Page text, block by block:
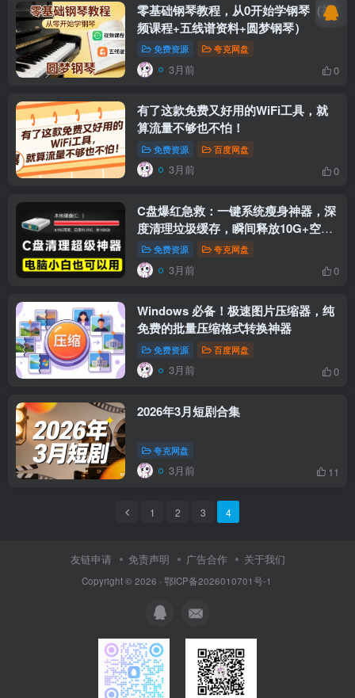
零基础钢琴教程，从0开始学钢琴（视
频课程+五线谱资料+圆梦钢琴）
免费资源 夸克网盘
3月前 0
有了这款免费又好用的WiFi工具，就
算流量不够也不怕！
免费资源 百度网盘
3月前 0
C盘爆红急救：一键系统瘦身神器，深
度清理垃圾缓存，瞬间释放10G+空间
(小白适用)
免费资源 夸克网盘
3月前 0
Windows 必备！极速图片压缩器，纯
免费的批量压缩格式转换神器
免费资源 百度网盘
3月前 0
2026年3月短剧合集
夸克网盘
3月前 11
1 2 3 4
友链申请 免责声明 广告合作 关于我们
Copyright © 2026 · 鄂ICP备2026010701号-1